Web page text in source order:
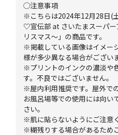
◯注意事項
※こちらは2024年12月28日(
♡宣伝部 at さいたまスーパー
リスマス～」の商品です。
※掲載している画像はイメー
様が多少異なる場合がござい
※プリントのインクの濃淡や
す。不良ではございません。
※屋内利用推奨です。屋外で
お風呂場等での使用には向い
さい。
※肌に貼らないようにご注意
※糊残りする場合があるため